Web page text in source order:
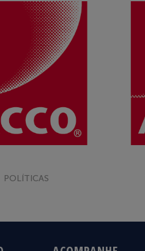
POLÍTICAS